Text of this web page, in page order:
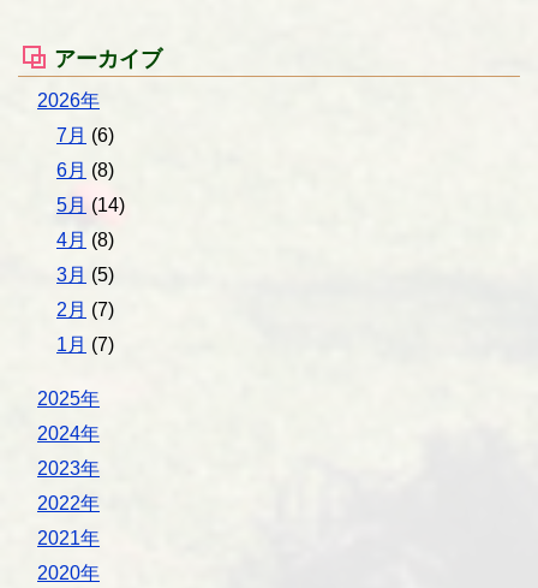
アーカイブ
2026年
7月 (6)
6月 (8)
5月 (14)
4月 (8)
3月 (5)
2月 (7)
1月 (7)
2025年
2024年
2023年
2022年
2021年
2020年